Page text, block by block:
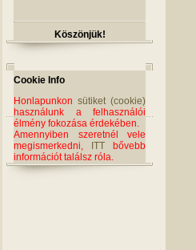
Köszönjük!
Cookie Info
Honlapunkon sütiket (cookie)
használunk a felhasználói
élmény fokozása érdekében.
Amennyiben szeretnél vele
megismerkedni,
ITT bővebb
információt találsz róla.